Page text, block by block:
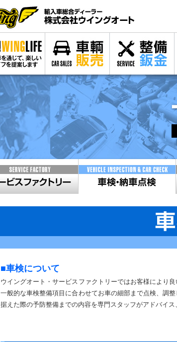
■車検について
ウイングオート・サービスファクトリーではお客様により
一般的な車検整備項目に合わせてお車の細部まで点検、調
据えた際の予防整備までの内容を専門スタッフがアドバイス